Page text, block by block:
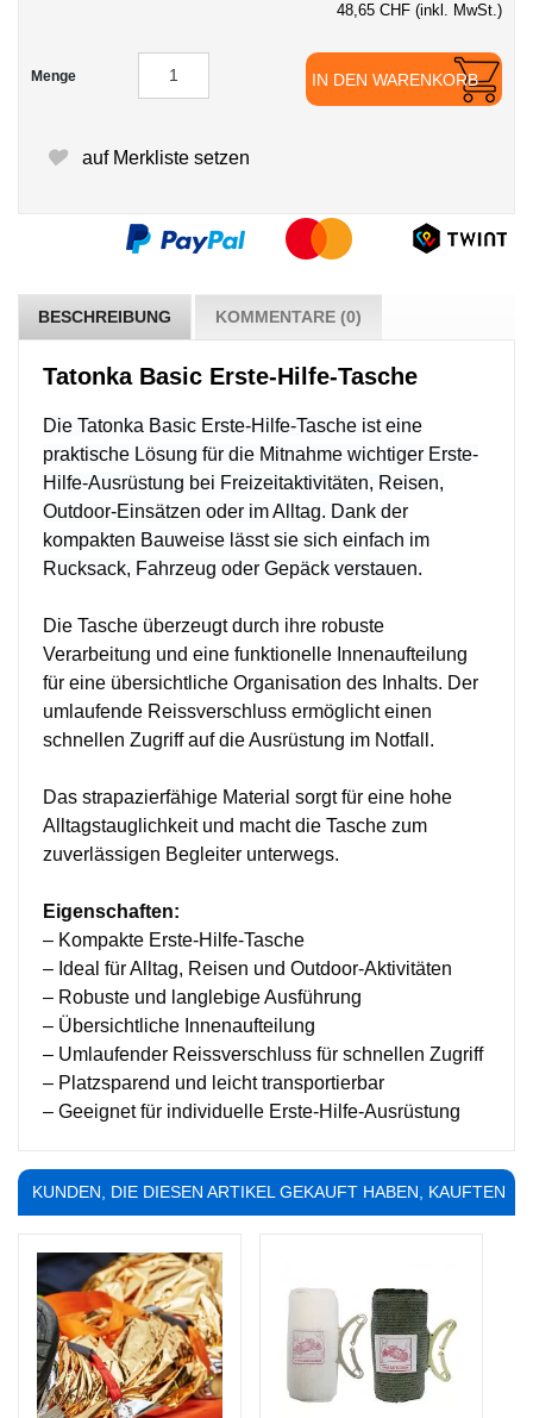
48,65 CHF (inkl. MwSt.)
Menge IN DEN WARENKORB
auf Merkliste setzen
BESCHREIBUNG KOMMENTARE (0)
Tatonka Basic Erste-Hilfe-Tasche
Die Tatonka Basic Erste-Hilfe-Tasche ist eine
praktische Lösung für die Mitnahme wichtiger Erste-
Hilfe-Ausrüstung bei Freizeitaktivitäten, Reisen,
Outdoor-Einsätzen oder im Alltag. Dank der
kompakten Bauweise lässt sie sich einfach im
Rucksack, Fahrzeug oder Gepäck verstauen.
Die Tasche überzeugt durch ihre robuste
Verarbeitung und eine funktionelle Innenaufteilung
für eine übersichtliche Organisation des Inhalts. Der
umlaufende Reissverschluss ermöglicht einen
schnellen Zugriff auf die Ausrüstung im Notfall.
Das strapazierfähige Material sorgt für eine hohe
Alltagstauglichkeit und macht die Tasche zum
zuverlässigen Begleiter unterwegs.
Eigenschaften:
– Kompakte Erste-Hilfe-Tasche
– Ideal für Alltag, Reisen und Outdoor-Aktivitäten
– Robuste und langlebige Ausführung
– Übersichtliche Innenaufteilung
– Umlaufender Reissverschluss für schnellen Zugriff
– Platzsparend und leicht transportierbar
– Geeignet für individuelle Erste-Hilfe-Ausrüstung
KUNDEN, DIE DIESEN ARTIKEL GEKAUFT HABEN, KAUFTEN